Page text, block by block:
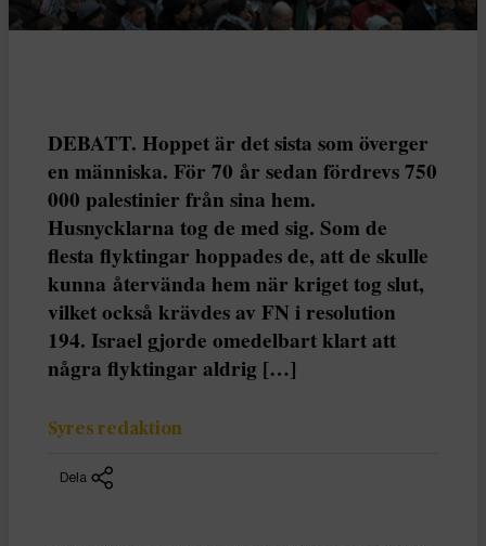
DEBATT. Hoppet är det sista som överger
en människa. För 70 år sedan fördrevs 750
000 palestinier från sina hem.
Husnycklarna tog de med sig. Som de
flesta flyktingar hoppades de, att de skulle
kunna återvända hem när kriget tog slut,
vilket också krävdes av FN i resolution
194. Israel gjorde omedelbart klart att
några flyktingar aldrig […]
Syres redaktion
Dela